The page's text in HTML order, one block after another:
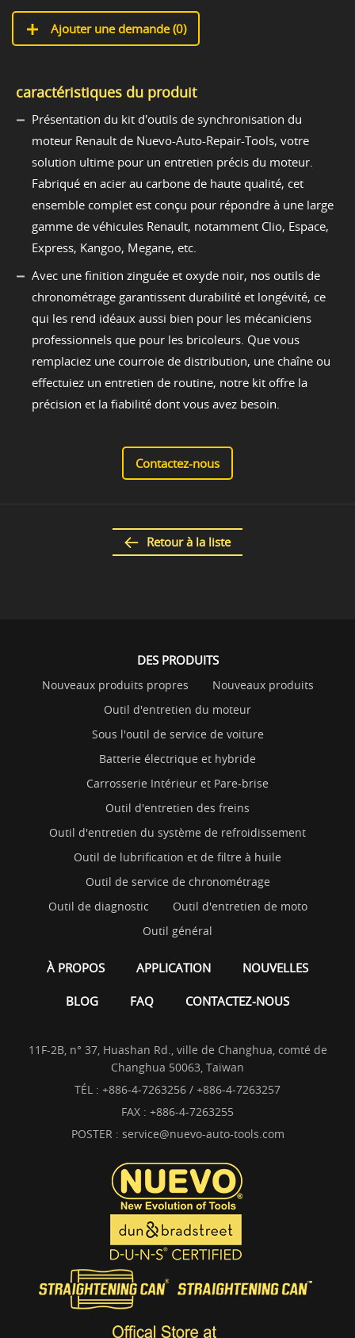
Ajouter une demande (0)
caractéristiques du produit
Présentation du kit d'outils de synchronisation du
moteur Renault de Nuevo-Auto-Repair-Tools, votre
solution ultime pour un entretien précis du moteur.
Fabriqué en acier au carbone de haute qualité, cet
ensemble complet est conçu pour répondre à une large
gamme de véhicules Renault, notamment Clio, Espace,
Express, Kangoo, Megane, etc.
Avec une finition zinguée et oxyde noir, nos outils de
chronométrage garantissent durabilité et longévité, ce
qui les rend idéaux aussi bien pour les mécaniciens
professionnels que pour les bricoleurs. Que vous
remplaciez une courroie de distribution, une chaîne ou
effectuiez un entretien de routine, notre kit offre la
précision et la fiabilité dont vous avez besoin.
Contactez-nous
Retour à la liste
DES PRODUITS
Nouveaux produits propres
Nouveaux produits
Outil d'entretien du moteur
Sous l'outil de service de voiture
Batterie électrique et hybride
Carrosserie Intérieur et Pare-brise
Outil d'entretien des freins
Outil d'entretien du système de refroidissement
Outil de lubrification et de filtre à huile
Outil de service de chronométrage
Outil de diagnostic
Outil d'entretien de moto
Outil général
À PROPOS APPLICATION NOUVELLES
BLOG FAQ CONTACTEZ-NOUS
11F-2B, n° 37, Huashan Rd., ville de Changhua, comté de
Changhua 50063, Taïwan
TÉL : +886-4-7263256 / +886-4-7263257
FAX : +886-4-7263255
POSTER : service@nuevo-auto-tools.com